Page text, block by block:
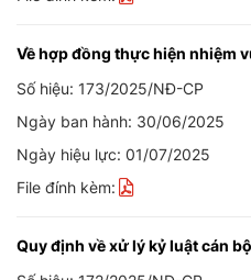
Về hợp đồng thực hiện nhiệm
Số hiệu: 173/2025/NĐ-CP
Ngày ban hành: 30/06/2025
Ngày hiệu lực: 01/07/2025
File đính kèm:
Quy định về xử lý kỷ luật cán